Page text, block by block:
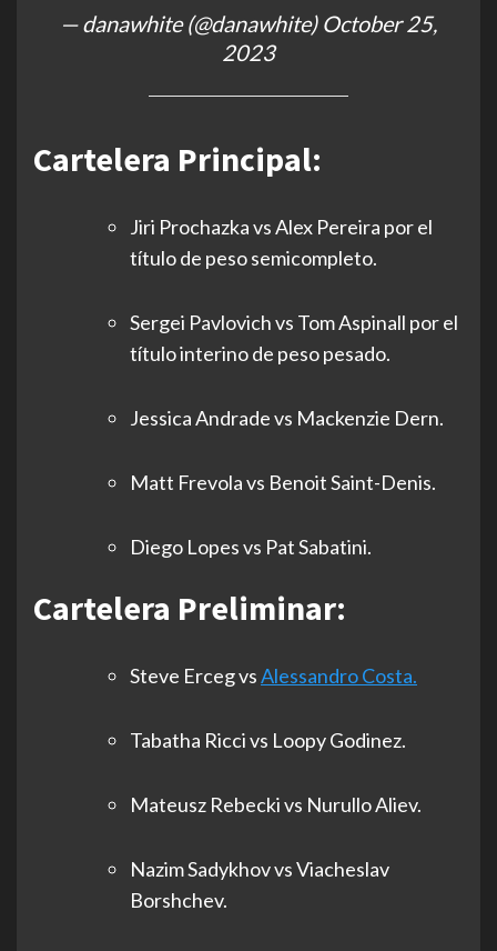
— danawhite (@danawhite) October 25,
2023
Cartelera Principal:
Jiri Prochazka vs Alex Pereira por el
título de peso semicompleto.
Sergei Pavlovich vs Tom Aspinall por el
título interino de peso pesado.
Jessica Andrade vs Mackenzie Dern.
Matt Frevola vs Benoit Saint-Denis.
Diego Lopes vs Pat Sabatini.
Cartelera Preliminar:
Steve Erceg vsAlessandro Costa.
Tabatha Ricci vs Loopy Godinez.
Mateusz Rebecki vs Nurullo Aliev.
Nazim Sadykhov vs Viacheslav
Borshchev.